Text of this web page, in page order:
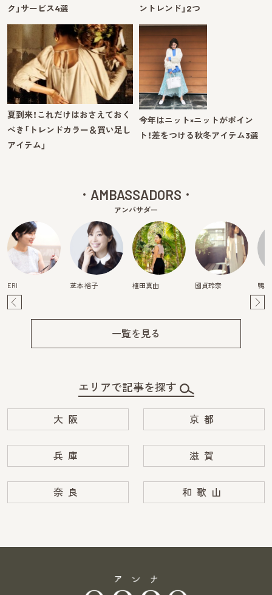
ク」サービス4選
ントレンド」2つ
夏到来！これだけはおさえておく
べき「トレンドカラー＆買い足し
アイテム」
今年はニット×ニットがポイン
ト！差をつける秋冬アイテム3選
AMBASSADORS
アンバサダー
ERI 芝本 裕子 植田真由 國貞玲奈 鴨
一覧を見る
エリアで記事を探す
大阪 京都
兵庫 滋賀
奈良 和歌山